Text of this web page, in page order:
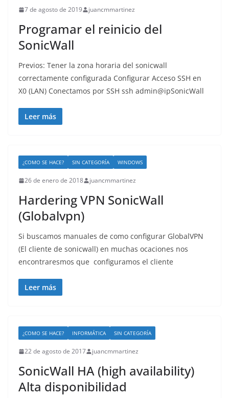
7 de agosto de 2019 juancmmartinez
Programar el reinicio del
SonicWall
Previos: Tener la zona horaria del sonicwall
correctamente configurada Configurar Acceso SSH en
X0 (LAN) Conectamos por SSH ssh admin@ipSonicWall
Leer más
¿COMO SE HACE? SIN CATEGORÍA WINDOWS
26 de enero de 2018 juancmmartinez
Hardering VPN SonicWall
(Globalvpn)
Si buscamos manuales de como configurar GlobalVPN
(El cliente de sonicwall) en muchas ocaciones nos
encontraresmos que configuramos el cliente
Leer más
¿COMO SE HACE? INFORMÁTICA SIN CATEGORÍA
22 de agosto de 2017 juancmmartinez
SonicWall HA (high availability)
Alta disponibilidad